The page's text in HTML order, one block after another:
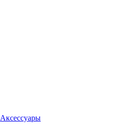
Аксессуары